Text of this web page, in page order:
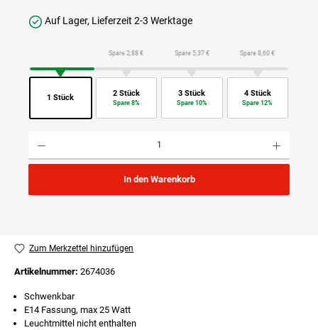
Auf Lager, Lieferzeit 2-3 Werktage
1 Stück
Spare 2,88 €
2 Stück
Spare 8%
Spare 5,37 €
3 Stück
Spare 10%
Spare 8,60 €
4 Stück
Spare 12%
In den Warenkorb
Zum Merkzettel hinzufügen
Artikelnummer: 2674036
Schwenkbar
E14 Fassung, max 25 Watt
Leuchtmittel nicht enthalten